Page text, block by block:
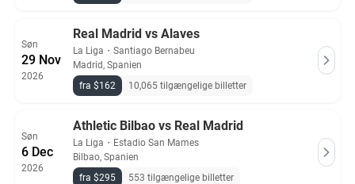
Søn
29 Nov
2026
Real Madrid vs Alaves
La Liga ・ Santiago Bernabeu
Madrid, Spanien
fra $162
10,065 tilgængelige billetter
Søn
6 Dec
2026
Athletic Bilbao vs Real Madrid
La Liga ・ Estadio San Mames
Bilbao, Spanien
fra $295
553 tilgængelige billetter